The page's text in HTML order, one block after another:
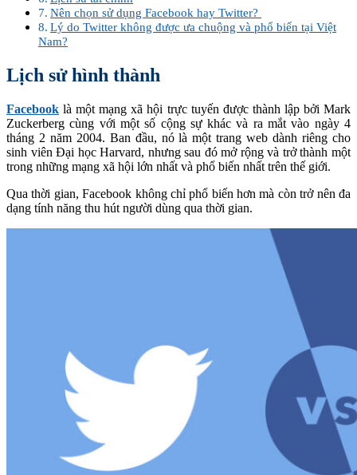
Nên chọn sử dụng Facebook hay Twitter?
Lý do Twitter không được ưa chuộng và phổ biến tại Việt
Nam?
Lịch sử hình thành
Facebook là một mạng xã hội trực tuyến được thành lập bởi Mark
Zuckerberg cùng với một số cộng sự khác và ra mắt vào ngày 4
tháng 2 năm 2004. Ban đầu, nó là một trang web dành riêng cho
sinh viên Đại học Harvard, nhưng sau đó mở rộng và trở thành một
trong những mạng xã hội lớn nhất và phổ biến nhất trên thế giới.
Qua thời gian, Facebook không chỉ phổ biến hơn mà còn trở nên đa
dạng tính năng thu hút người dùng qua thời gian.